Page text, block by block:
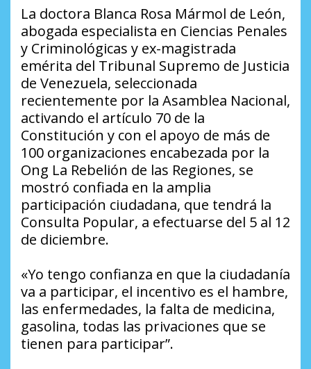
La doctora Blanca Rosa Mármol de León,
abogada especialista en Ciencias Penales
y Criminológicas y ex-magistrada
emérita del Tribunal Supremo de Justicia
de Venezuela, seleccionada
recientemente por la Asamblea Nacional,
activando el artículo 70 de la
Constitución y con el apoyo de más de
100 organizaciones encabezada por la
Ong La Rebelión de las Regiones, se
mostró confiada en la amplia
participación ciudadana, que tendrá la
Consulta Popular, a efectuarse del 5 al 12
de diciembre.
«Yo tengo confianza en que la ciudadanía
va a participar, el incentivo es el hambre,
las enfermedades, la falta de medicina,
gasolina, todas las privaciones que se
tienen para participar”.